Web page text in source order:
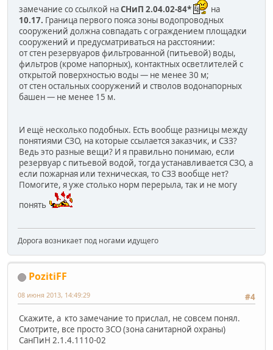
замечание со ссылкой наСНиП 2.04.02-84*
на
10.17. Граница первого пояса зоны водопроводных
сооружений должна совпадать с ограждением площадки
сооружений и предусматриваться на расстоянии:
от стен резервуаров фильтрованной (питьевой) воды,
фильтров (кроме напорных), контактных осветлителей с
открытой поверхностью воды — не менее 30 м;
от стен остальных сооружений и стволов водонапорных
башен — не менее 15 м.
И ещё несколько подобных. Есть вообще разницы между
понятиями СЗО, на которые ссылается заказчик, и СЗЗ?
Ведь это разные вещи? И я правильно понимаю, если
резервуар с питьевой водой, тогда устанавливается СЗО, а
если пожарная или техническая, то СЗЗ вообще нет?
Помогите, я уже столько норм перерыла, так и не могу
понять
Дорога возникает под ногами идущего
PozitiFF
#4
08 июня 2013, 14:49:29
Скажите, а кто замечание то прислал, не совсем понял.
Смотрите, все просто ЗСО (зона санитарной охраны)
СанПиН 2.1.4.1110-02